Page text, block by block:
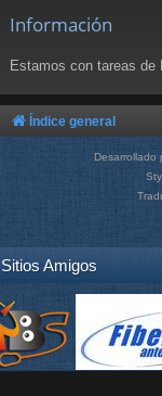
Información
Estamos con tareas de
Índice general
Desarrollado
Sitios Amigos